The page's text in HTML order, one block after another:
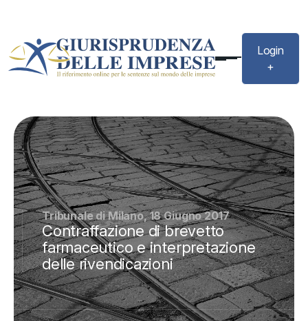
Login
+
Tribunale di Milano, 18 Giugno 2017
Contraffazione di brevetto
farmaceutico e interpretazione
delle rivendicazioni